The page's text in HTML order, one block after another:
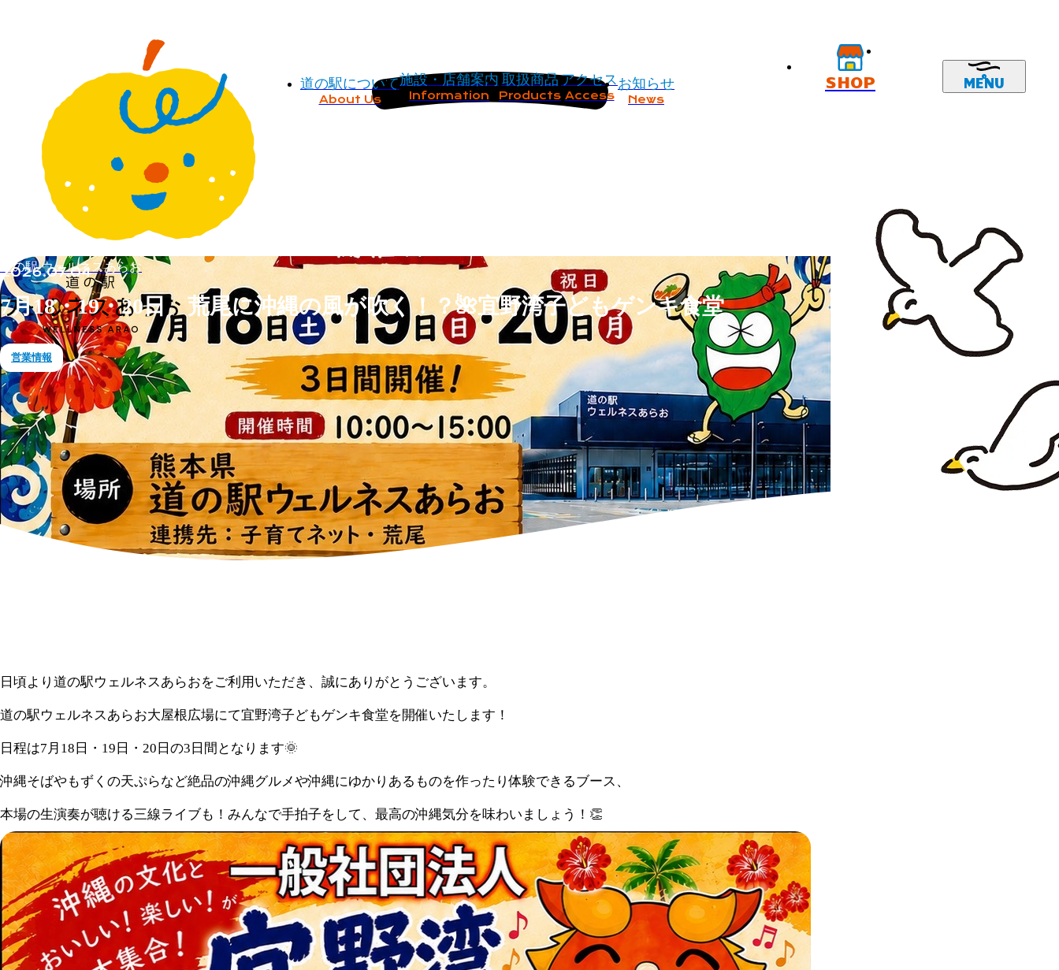
道の駅 ウェルネスあらお
道の駅について
About Us
施設・店舗案内
Information
取扱商品
Products
アクセス
Access
お知らせ
News
SHOP MENU
7月18・19・20日 荒尾に沖縄の風が吹く！？🌺宜野湾子どもゲンキ食堂
2026.07.04
営業情報
日頃より道の駅ウェルネスあらおをご利用いただき、誠にありがとうございます。
道の駅ウェルネスあらお大屋根広場にて宜野湾子どもゲンキ食堂を開催いたします！
日程は7月18日・19日・20日の3日間となります🌞
沖縄そばやもずくの天ぷらなど絶品の沖縄グルメや沖縄にゆかりあるものを作ったり体験できるブース、
本場の生演奏が聴ける三線ライブも！みんなで手拍子をして、最高の沖縄気分を味わいましょう！👏